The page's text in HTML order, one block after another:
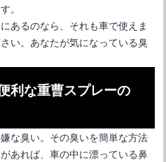
きれいに？水垢落としについて
。
あるのなら、それも車で使えま
い。あなたが気になっている臭
利な重曹スプレーの
な臭い。その臭いを簡単な方法
あれば、車の中に漂っている鼻